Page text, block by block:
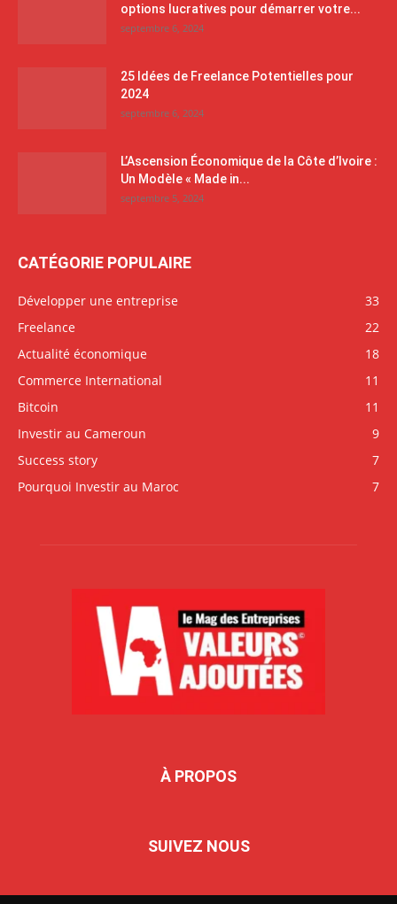
options lucratives pour démarrer votre...
septembre 6, 2024
25 Idées de Freelance Potentielles pour
2024
septembre 6, 2024
L’Ascension Économique de la Côte d’Ivoire :
Un Modèle « Made in...
septembre 5, 2024
CATÉGORIE POPULAIRE
Développer une entreprise
33
Freelance
22
Actualité économique
18
Commerce International
11
Bitcoin
11
Investir au Cameroun
9
Success story
7
Pourquoi Investir au Maroc
7
À PROPOS
SUIVEZ NOUS